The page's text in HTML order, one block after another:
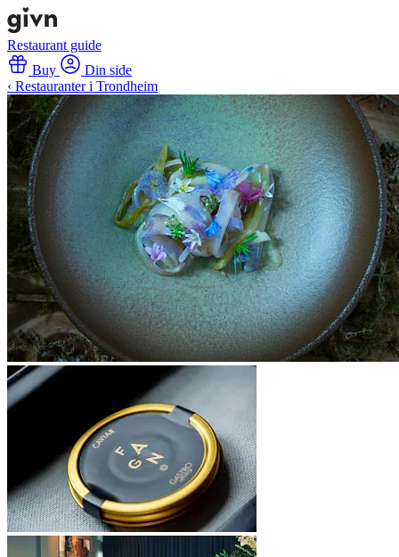
Restaurant guide
Buy
Din side
‹ Restauranter i Trondheim